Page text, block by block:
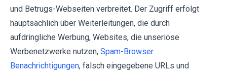
und Betrugs-Webseiten verbreitet. Der Zugriff erfolgt
hauptsächlich über Weiterleitungen, die durch
aufdringliche Werbung, Websites, die unseriöse
Werbenetzwerke nutzen, Spam-Browser
Benachrichtigungen, falsch eingegebene URLs und